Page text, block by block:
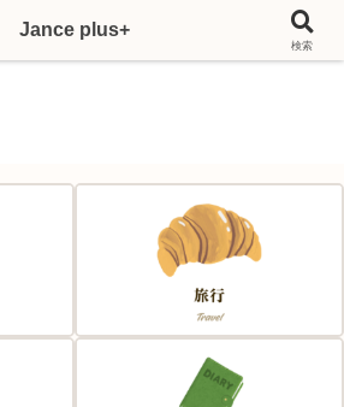
& Chance～フランス移住応援サイト～
Jance plus+
検索